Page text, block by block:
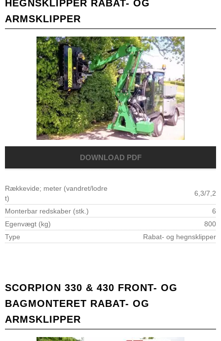
HEGNSKLIPPER RABAT- OG
ARMSKLIPPER
Rækkevide; meter (vandret/lodre
t)
6,3/7,2
Monterbar redskaber (stk.)
6
Egenvægt (kg)
800
Type
Rabat- og hegnsklipper
SCORPION 330 & 430 FRONT- OG
BAGMONTERET RABAT- OG
ARMSKLIPPER